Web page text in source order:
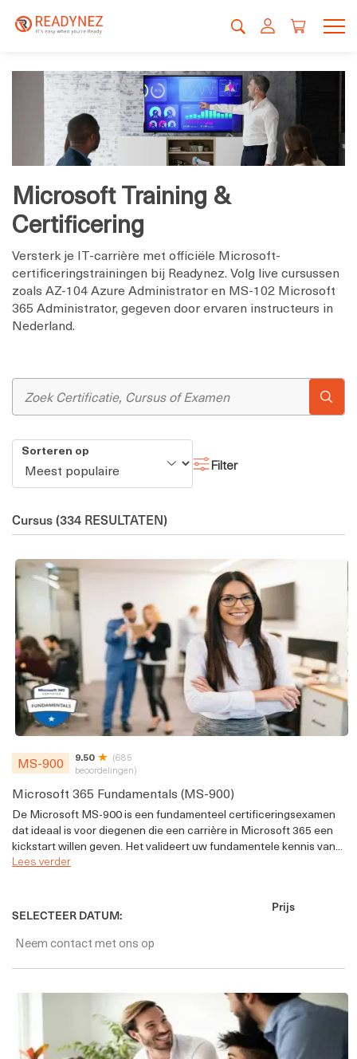
Microsoft Training &
Certificering
Versterk je IT-carrière met officiële Microsoft-
certificeringstrainingen bij Readynez. Volg live cursussen
zoals AZ-104 Azure Administrator en MS-102 Microsoft
365 Administrator, gegeven door ervaren instructeurs in
Nederland.
Sorteren op
Filter
Cursus(334 RESULTATEN)
MS-900 9.50
(685
beoordelingen)
Microsoft 365 Fundamentals (MS-900)
De Microsoft MS-900 is een fundamenteel certificeringsexamen
dat ideaal is voor diegenen die een carrière in Microsoft 365 een
kickstart willen geven. Het valideert uw fundamentele kennis van...
Lees verder
SELECTEER DATUM:
Neem contact met ons op
Prijs